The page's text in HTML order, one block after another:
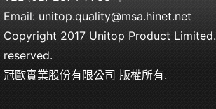
Email: unitop.quality@msa.hinet.net
Copyright 2017 Unitop Product
reserved.
冠歐實業股份有限公司 版權所有.